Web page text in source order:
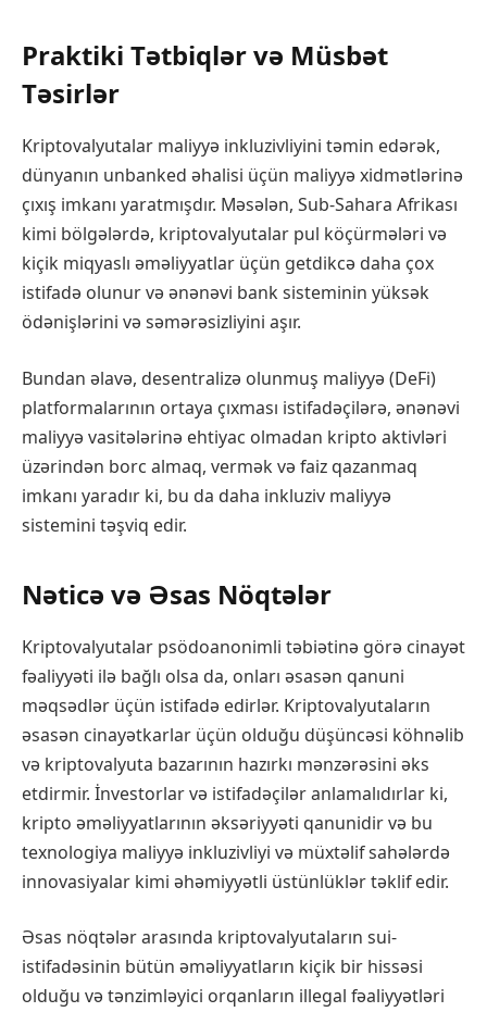
Praktiki Tətbiqlər və Müsbət
Təsirlər
Kriptovalyutalar maliyyə inkluzivliyini təmin edərək,
dünyanın unbanked əhalisi üçün maliyyə xidmətlərinə
çıxış imkanı yaratmışdır. Məsələn, Sub-Sahara Afrikası
kimi bölgələrdə, kriptovalyutalar pul köçürmələri və
kiçik miqyaslı əməliyyatlar üçün getdikcə daha çox
istifadə olunur və ənənəvi bank sisteminin yüksək
ödənişlərini və səmərəsizliyini aşır.
Bundan əlavə, desentralizə olunmuş maliyyə (DeFi)
platformalarının ortaya çıxması istifadəçilərə, ənənəvi
maliyyə vasitələrinə ehtiyac olmadan kripto aktivləri
üzərindən borc almaq, vermək və faiz qazanmaq
imkanı yaradır ki, bu da daha inkluziv maliyyə
sistemini təşviq edir.
Nəticə və Əsas Nöqtələr
Kriptovalyutalar psödoanonimli təbiətinə görə cinayət
fəaliyyəti ilə bağlı olsa da, onları əsasən qanuni
məqsədlər üçün istifadə edirlər. Kriptovalyutaların
əsasən cinayətkarlar üçün olduğu düşüncəsi köhnəlib
və kriptovalyuta bazarının hazırkı mənzərəsini əks
etdirmir. İnvestorlar və istifadəçilər anlamalıdırlar ki,
kripto əməliyyatlarının əksəriyyəti qanunidir və bu
texnologiya maliyyə inkluzivliyi və müxtəlif sahələrdə
innovasiyalar kimi əhəmiyyətli üstünlüklər təklif edir.
Əsas nöqtələr arasında kriptovalyutaların sui-
istifadəsinin bütün əməliyyatların kiçik bir hissəsi
olduğu və tənzimləyici orqanların illegal fəaliyyətləri